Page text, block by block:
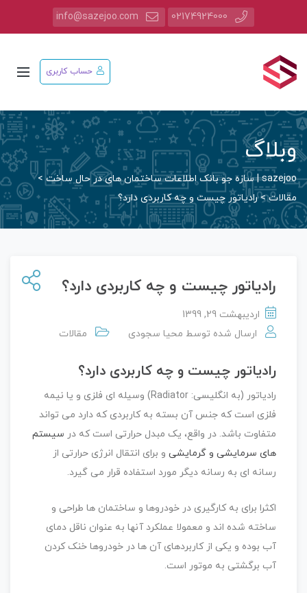
02174924000
info@sazejoo.com
حساب کاربری
وبلاگ
sazejoo | سازه جو بانک اطلاعات ساختمان های در حال ساخت
>
مقالات>رادیاتور چیست و چه کاربردی دارد؟
رادیاتور چیست و چه کاربردی دارد؟
اردیبهشت 29, 1399
ارسال شده توسط محیا سجودی مقالات
رادیاتور چیست و چه کاربردی دارد؟
رادیاتور (به انگلیسی: Radiator) وسیله ای فلزی و یا نیمه
فلزی است که جنس آن بسته به کاربردی که دارد می تواند
متفاوت باشد. در واقع، یک مبدل حرارتی است که در سیستم
های سرمایشی و گرمایشی و برای انتقال انرژی حرارتی از
رسانه ای به رسانه دیگر مورد استفاده قرار می گیرد.
اکثرا برای به کارگیری در خودروها و ساختمان ها طراحی و
ساخته شده اند و معمولا عملکرد آنها به عنوان ناقل دمای
آب بوده و یکی از کاربردهای آن ها در خودروها خنک کردن
آب برگشتی به موتور است.